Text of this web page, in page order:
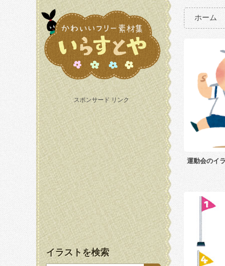
スポンサード リンク
イラストを検索
ホーム
運動会のイ